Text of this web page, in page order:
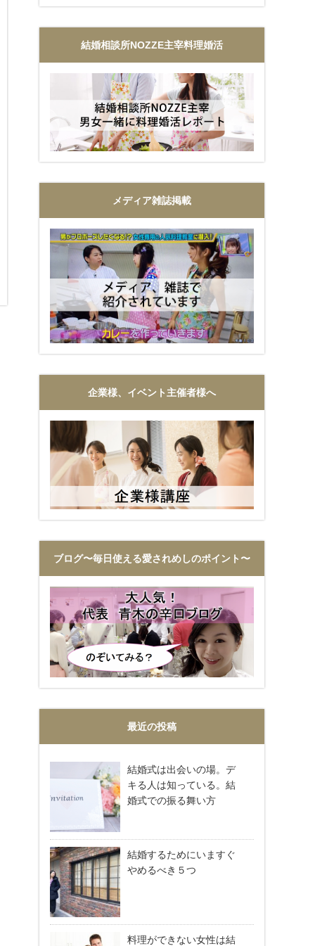
結婚相談所NOZZE主宰料理婚活
メディア雑誌掲載
企業様、イベント主催者様へ
ブログ〜毎日使える愛されめしのポイント〜
最近の投稿
結婚式は出会いの場。デ
キる人は知っている。結
婚式での振る舞い方
結婚するためにいますぐ
やめるべき５つ
料理ができない女性は結